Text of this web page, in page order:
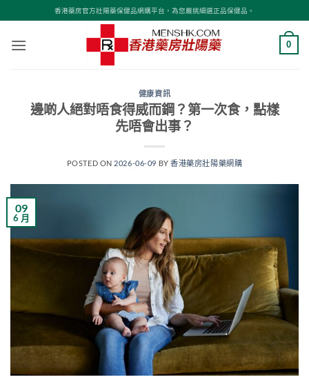
to
content
香港藥房官方壯陽藥保健品網購平台，為您嚴挑細選正品保健品。
0
健康資訊
邊啲人絕對唔食得威而鋼？第一次食，點樣
先唔會出事？
POSTED ON 2026-06-09 BY香港藥房壯陽藥網購
09
6 月